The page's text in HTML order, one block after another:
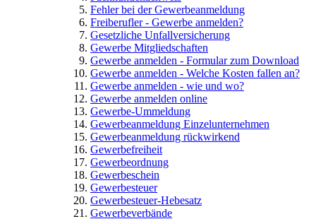
Fehler bei der Gewerbeanmeldung
Freiberufler - Gewerbe anmelden?
Gesetzliche Unfallversicherung
Gewerbe Mitgliedschaften
Gewerbe anmelden - Formular zum Download
Gewerbe anmelden - Welche Kosten fallen an?
Gewerbe anmelden - wie und wo?
Gewerbe anmelden online
Gewerbe-Ummeldung
Gewerbeanmeldung Einzelunternehmen
Gewerbeanmeldung rückwirkend
Gewerbefreiheit
Gewerbeordnung
Gewerbeschein
Gewerbesteuer
Gewerbesteuer-Hebesatz
Gewerbeverbände